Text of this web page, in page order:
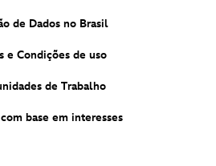
de Dados no Brasil
e Condições de uso
de Trabalho
base em interesses